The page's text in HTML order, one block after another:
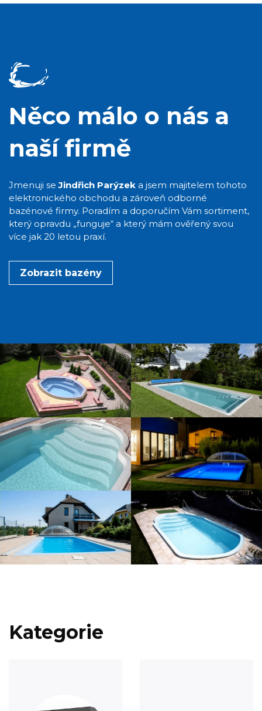
Něco málo o nás a
naší firmě
Jmenuji seJindřich Parýzek a jsem majitelem tohoto
elektronického obchodu a zároveň odborné
bazénové firmy. Poradím a doporučím Vám sortiment,
který opravdu „funguje“ a který mám ověřený svou
více jak 20 letou praxí.
Zobrazit bazény
Kategorie